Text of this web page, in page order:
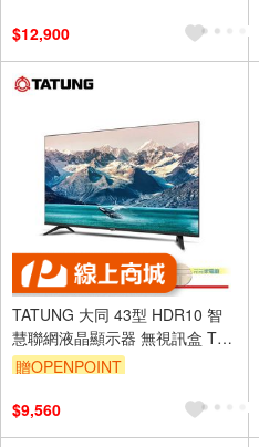
$12,900
TATUNG 大同 43型 HDR10 智
慧聯網液晶顯示器 無視訊盒 TH-
43XT300
贈OPENPOINT
$9,560